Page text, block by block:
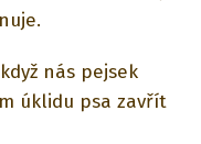
nás pejsek
úklidu psa zavřít